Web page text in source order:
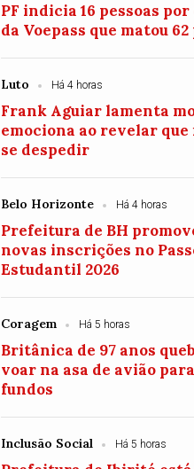
PF indicia 16 pessoas
da Voepass que matou 62
Luto Há 4 horas
Frank Aguiar lamenta
emociona ao revelar que
se despedir
Belo Horizonte Há 4 horas
Prefeitura de BH
novas inscrições no
Estudantil 2026
Coragem Há 5 horas
Britânica de 97 anos
voar na asa de avião
fundos
Inclusão Social Há 5 horas